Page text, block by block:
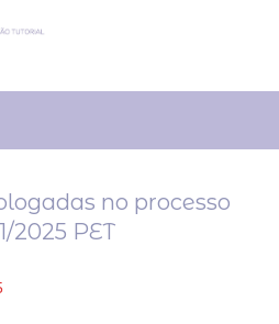
no processo
2025 PET